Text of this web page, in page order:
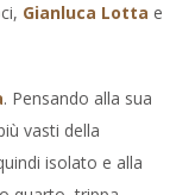
Gianluca Lotta e
. Pensando alla sua
vasti della
isolato e alla